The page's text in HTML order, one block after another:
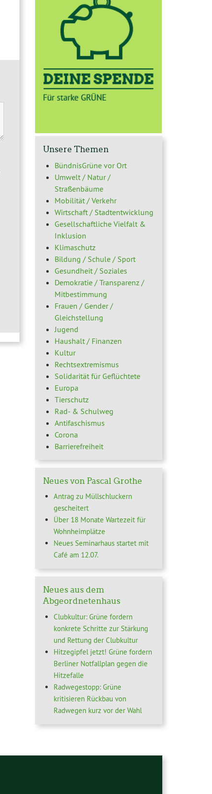
Unsere Themen
BündnisGrüne vor Ort
Umwelt / Natur /
Straßenbäume
Mobilität / Verkehr
Wirtschaft / Stadtentwicklung
Gesellschaftliche Vielfalt &
Inklusion
Klimaschutz
Bildung / Schule / Sport
Gesundheit / Soziales
Demokratie / Transparenz /
Mitbestimmung
Frauen / Gender /
Gleichstellung
Jugend
Haushalt / Finanzen
Kultur
Rechtsextremismus
Solidarität für Geflüchtete
Europa
Tierschutz
Rad- & Schulweg
Antifaschismus
Corona
Barrierefreiheit
Neues von Pascal Grothe
Antrag zu Müllschluckern
gescheitert
Über 18 Monate Wartezeit für
Wohnheimplätze
Neues Seminarhaus startet mit
Café am 12.07.
Neues aus dem
Abgeordnetenhaus
Clubkultur: Grüne fordern
konkrete Schritte zur Stärkung
und Rettung der Clubkultur
Hitzegipfel jetzt! Grüne fordern
Berliner Notfallplan gegen die
Hitzefalle
Radwegestopp: Grüne
kritisieren Rückbau von
Radwegen kurz vor der Wahl